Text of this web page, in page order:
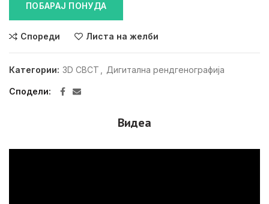
ПОБАРАЈ ПОНУДА
Спореди Листа на желби
Категории: 3D CBCT Дигитална рендгенографија
Сподели
Видеа